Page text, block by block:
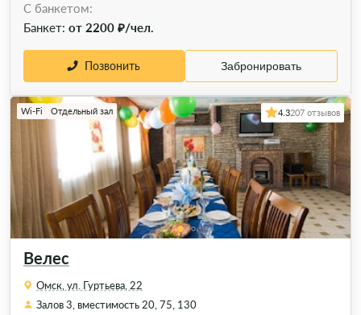
C банкетом:
Банкет: от 2200 ₽/чел.
Позвонить Забронировать
Велес
Wi-Fi Отдельный зал 4.3207 отзывов
Омск, ул. Гуртьева, 22
Залов 3, вместимость 20, 75, 130